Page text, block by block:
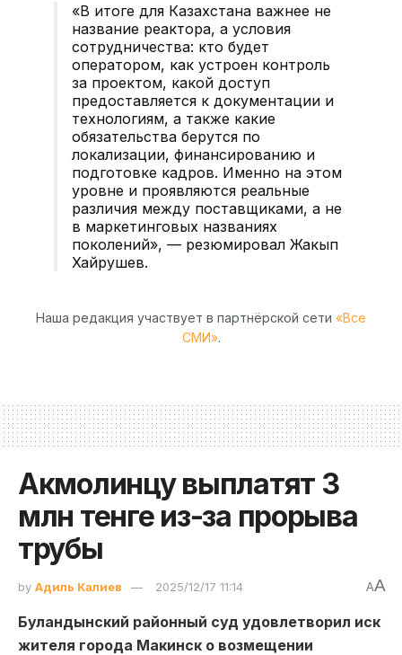
«В итоге для Казахстана важнее не
название реактора, а условия
сотрудничества: кто будет
оператором, как устроен контроль
за проектом, какой доступ
предоставляется к документации и
технологиям, а также какие
обязательства берутся по
локализации, финансированию и
подготовке кадров. Именно на этом
уровне и проявляются реальные
различия между поставщиками, а не
в маркетинговых названиях
поколений», — резюмировал Жакып
Хайрушев.
Наша редакция участвует в партнёрской сети «Все
СМИ».
Акмолинцу выплатят 3
млн тенге из-за прорыва
трубы
by Адиль Калиев 2025/12/17 11:14 AA
Буландынский районный суд удовлетворил иск
жителя города Макинск о возмещении